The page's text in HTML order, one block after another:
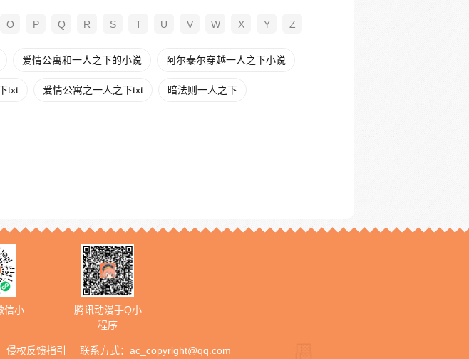
O P Q R S T U V W X Y Z
爱情公寓和一人之下的小说 阿尔泰尔穿越一人之下小说
txt 爱情公寓之一人之下txt 暗法则一人之下
信小
腾讯动漫手Q小
程序
侵权反馈指引 联系方式： ac_copyright@qq.com